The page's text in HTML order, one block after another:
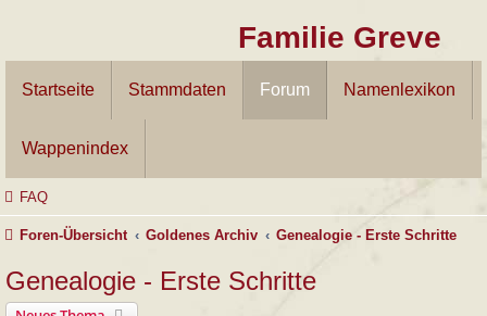
Familie Greve
Startseite Stammdaten Forum Namenlexikon
Wappenindex
FAQ
Foren-Übersicht Goldenes Archiv Genealogie - Erste Schritte
Genealogie - Erste Schritte